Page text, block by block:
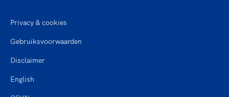
Privacy & cookies
Gebruiksvoorwaarden
Disclaimer
English